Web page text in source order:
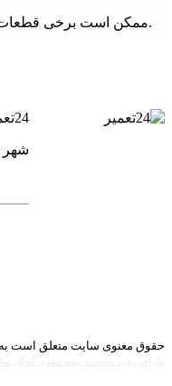
ممکن است برخی قطعات محصولات قدیمی ناوین به دلیل عدم تولید موجود نباشد اما کارشناسان فنی ما می توانند قطعات جایگزین با همان کارکرد را استفاده کنند که از نظر کارآیی بدون مشکل خواهند بود.
24تعمیر ارائه دهنده خدمات نصب و تعمیرات تخصصی یخچال فریز ساید بای ساید کولر گازی و پکیج های گرمایشی است.
شهر
حقوق معنوی سایت متعلق است به خدمات